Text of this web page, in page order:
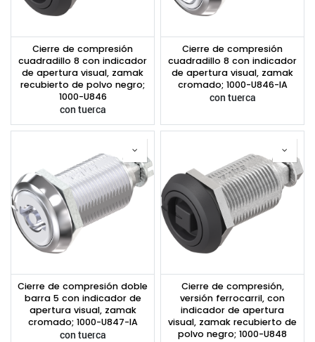
Cierre de compresión
cuadradillo 8 con indicador
de apertura visual, zamak
recubierto de polvo negro;
1000-U846
con tuerca
Cierre de compresión
cuadradillo 8 con indicador
de apertura visual, zamak
cromado; 1000-U846-IA
con tuerca
Cierre de compresión doble
barra 5 con indicador de
apertura visual, zamak
cromado; 1000-U847-IA
con tuerca
Cierre de compresión,
versión ferrocarril, con
indicador de apertura
visual, zamak recubierto de
polvo negro; 1000-U848